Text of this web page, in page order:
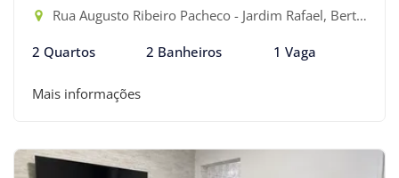
Rua Augusto Ribeiro Pacheco - Jardim Rafael, Bertioga-SP
2 Quartos 2 Banheiros 1 Vaga
Mais informações